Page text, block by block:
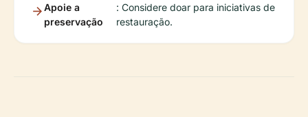
Apoie a
preservação
: Considere doar para iniciativas de
restauração.